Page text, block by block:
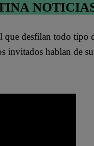
que desfilan todo tipo
invitados hablan de